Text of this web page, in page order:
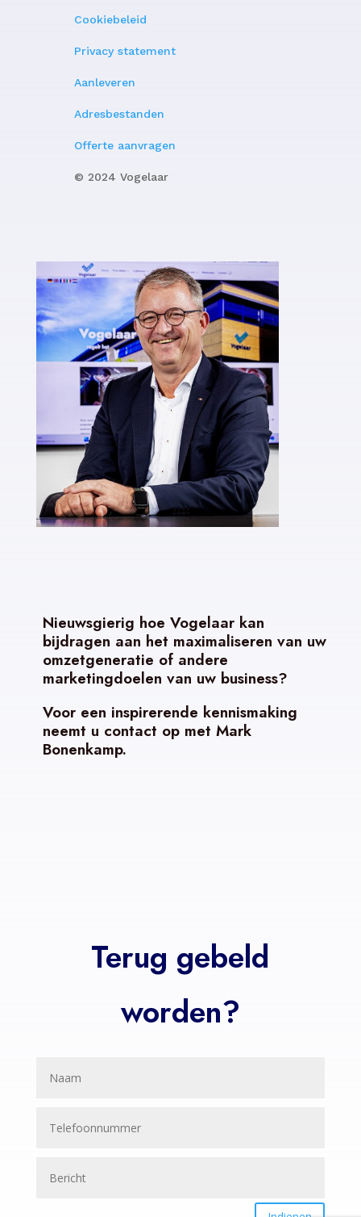
Cookiebeleid
Privacy statement
Aanleveren
Adresbestanden
Offerte aanvragen
© 2024 Vogelaar
Nieuwsgierig hoe Vogelaar kan
bijdragen aan het maximaliseren van uw
omzetgeneratie of andere
marketingdoelen van uw business?
Voor een inspirerende kennismaking
neemt u contact op met Mark
Bonenkamp.
Terug gebeld
worden?